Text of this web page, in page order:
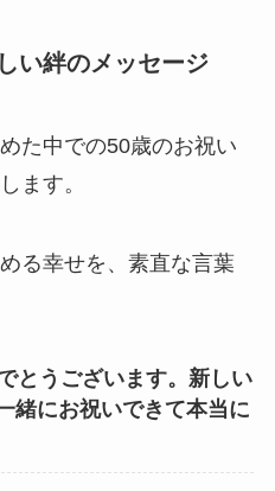
い絆のメッセージ
た中での50歳のお祝い
ます。
る幸せを、素直な言葉
とうございます。新しい
緒にお祝いできて本当に